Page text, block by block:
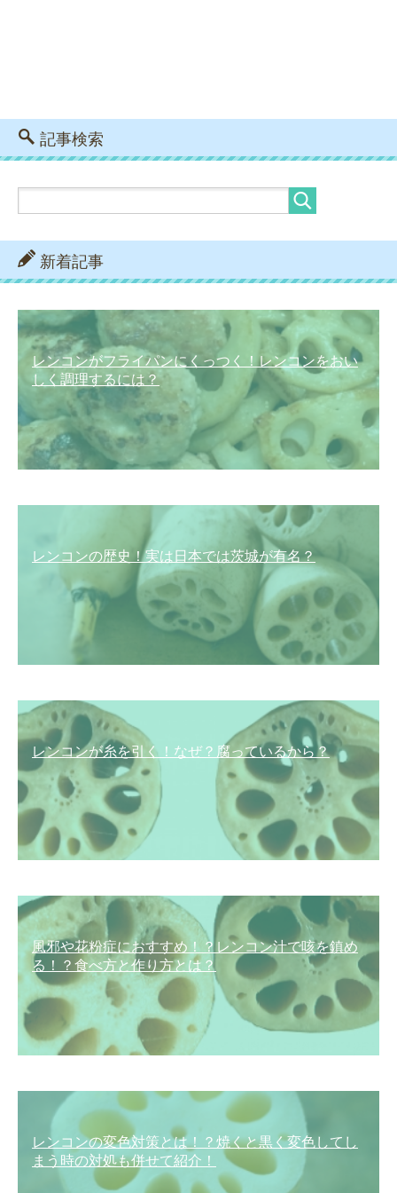
記事検索
新着記事
レンコンがフライパンにくっつく！レンコンをおい
しく調理するには？
レンコンの歴史！実は日本では茨城が有名？
レンコンが糸を引く！なぜ？腐っているから？
風邪や花粉症におすすめ！？レンコン汁で咳を鎮め
る！？食べ方と作り方とは？
レンコンの変色対策とは！？焼くと黒く変色してし
まう時の対処も併せて紹介！